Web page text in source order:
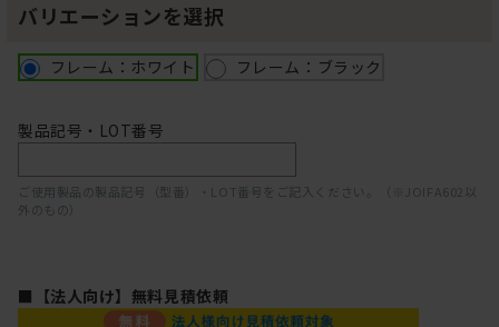
バリエーションを選択
フレーム：ホワイト フレーム：ブラック
製品記号・LOT番号
ご使用製品の製品記号（型番）・LOT番号をご記入ください。（※JOIFA602以
外のもの）
■【法人向け】無料見積依頼